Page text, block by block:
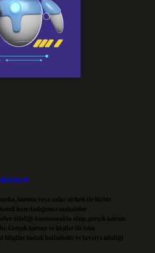
kurum veya şahıs şirketi ile hiçbir
hazırladığımız makaleler
niteliği taşımamakta olup, gerçek kurum
Gerçek kurum ve kişiler ile isim
bilgiler taslak halindedir ve tavsiye niteliği